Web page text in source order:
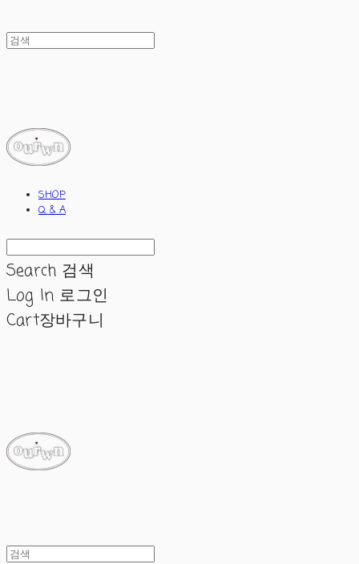
SHOP
Q & A
Search 검색
Log In 로그인
Cart장바구니